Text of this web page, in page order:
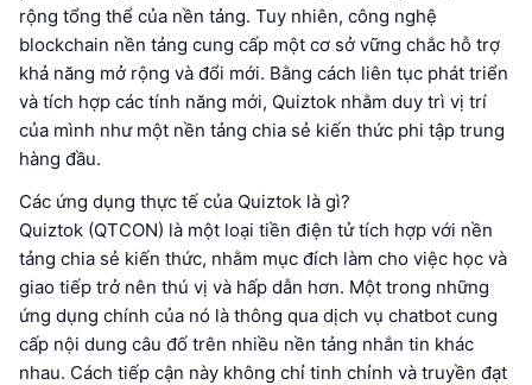
rộng tổng thể của nền tảng. Tuy nhiên, công nghệ
blockchain nền tảng cung cấp một cơ sở vững chắc hỗ trợ
khả năng mở rộng và đổi mới. Bằng cách liên tục phát triển
và tích hợp các tính năng mới, Quiztok nhằm duy trì vị trí
của mình như một nền tảng chia sẻ kiến thức phi tập trung
hàng đầu.
Các ứng dụng thực tế của Quiztok là gì?
Quiztok (QTCON) là một loại tiền điện tử tích hợp với nền
tảng chia sẻ kiến thức, nhằm mục đích làm cho việc học và
giao tiếp trở nên thú vị và hấp dẫn hơn. Một trong những
ứng dụng chính của nó là thông qua dịch vụ chatbot cung
cấp nội dung câu đố trên nhiều nền tảng nhắn tin khác
nhau. Cách tiếp cận này không chỉ tinh chỉnh và truyền đạt